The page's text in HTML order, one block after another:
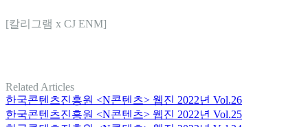
[칼리그램 x CJ ENM]
Related Articles
한국콘텐츠진흥원 <N콘텐츠> 웹진 2022년 Vol.26
한국콘텐츠진흥원 <N콘텐츠> 웹진 2022년 Vol.25